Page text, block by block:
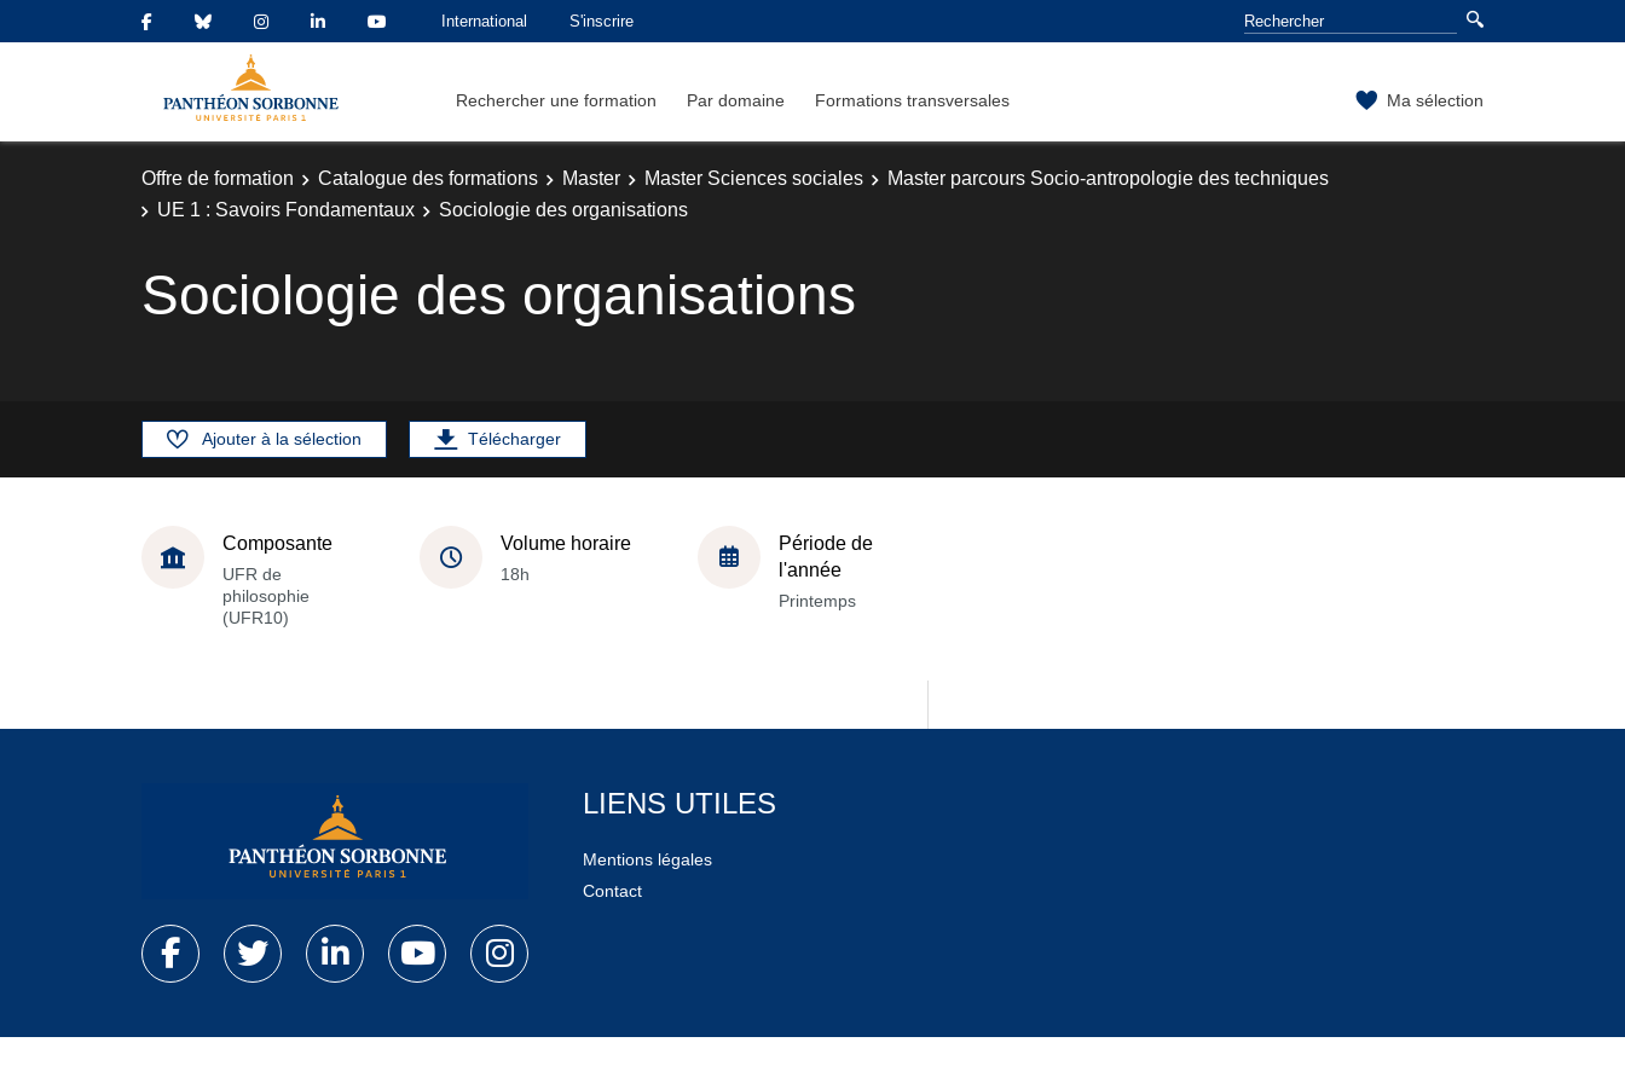
International S'inscrire
Rechercher une formation Par domaine Formations transversales Ma sélection
Offre de formation Catalogue des formations Master Master Sciences sociales
Master parcours Socio-antropologie des techniques
UE 1 : Savoirs Fondamentaux
Sociologie des organisations
Sociologie des organisations
Ajouter à la sélection Télécharger
Composante
UFR de
philosophie
(UFR10)
Volume horaire
18h
Période de
l'année
Printemps
LIENS UTILES
Mentions légales
Contact